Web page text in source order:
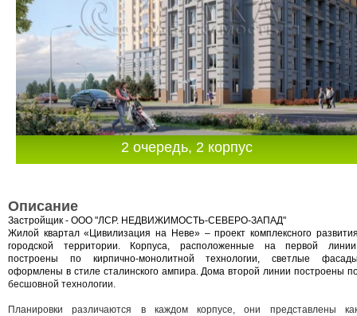
2 очередь, 2 корпус
Описание
Застройщик - ООО "ЛСР. НЕДВИЖИМОСТЬ-СЕВЕРО-ЗАПАД"
Жилой квартал «Цивилизация на Неве» – проект комплексного
городской территории. Корпуса, расположенные на первой
построены по кирпично-монолитной технологии, светлые
оформлены в стиле сталинского ампира. Дома второй линии построены
бесшовной технологии.
Планировки различаются в каждом корпусе, они представлены